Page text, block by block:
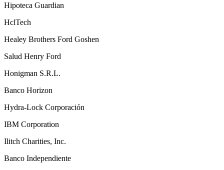
Hipoteca Guardian
HclTech
Healey Brothers Ford Goshen
Salud Henry Ford
Honigman S.R.L.
Banco Horizon
Hydra-Lock Corporación
IBM Corporation
Ilitch Charities, Inc.
Banco Independiente